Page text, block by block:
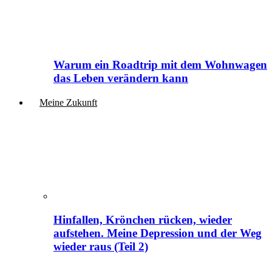
Warum ein Roadtrip mit dem Wohnwagen
das Leben verändern kann
Meine Zukunft
Hinfallen, Krönchen rücken, wieder
aufstehen. Meine Depression und der Weg
wieder raus (Teil 2)